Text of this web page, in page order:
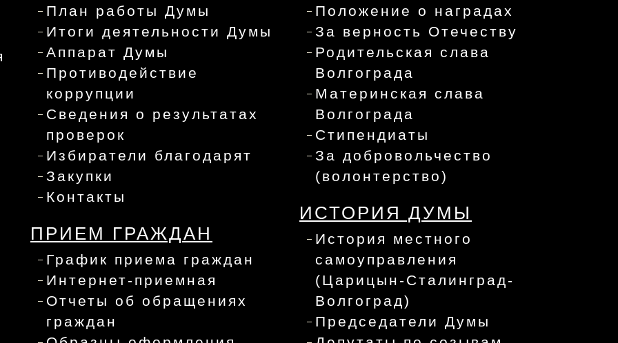
План работы Думы
Итоги деятельности Думы
Аппарат Думы
Противодействие
коррупции
Сведения о результатах
проверок
Избиратели благодарят
Закупки
Контакты
ПРИЕМ ГРАЖДАН
График приема граждан
Интернет-приемная
Отчеты об обращениях
граждан
Положение о наградах
За верность Отечеству
Родительская слава
Волгограда
Материнская слава
Волгограда
Стипендиаты
За добровольчество
(волонтерство)
ИСТОРИЯ ДУМЫ
История местного
самоуправления
(Царицын-Сталинград-
Волгоград)
Председатели Думы